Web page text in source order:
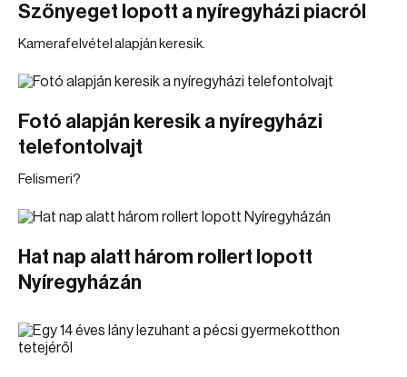
Szőnyeget lopott a nyíregyházi piacról
Kamerafelvétel alapján keresik.
Fotó alapján keresik a nyíregyházi
telefontolvajt
Felismeri?
Hat nap alatt három rollert lopott
Nyíregyházán